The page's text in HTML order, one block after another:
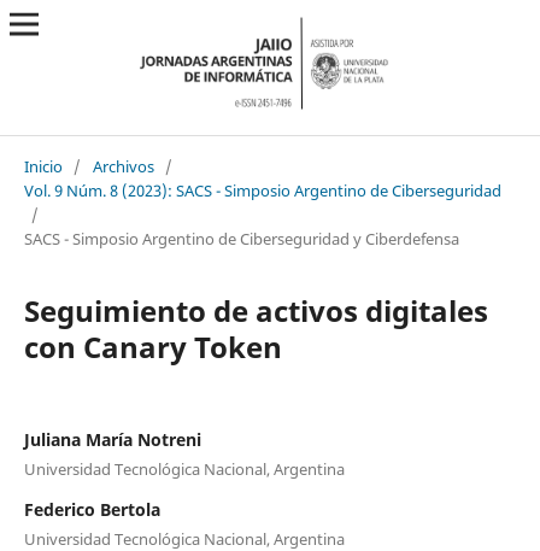
Inicio / Archivos /
Vol. 9 Núm. 8 (2023): SACS - Simposio Argentino de Ciberseguridad
/
SACS - Simposio Argentino de Ciberseguridad y Ciberdefensa
Seguimiento de activos digitales
con Canary Token
Juliana María Notreni
Universidad Tecnológica Nacional, Argentina
Federico Bertola
Universidad Tecnológica Nacional, Argentina